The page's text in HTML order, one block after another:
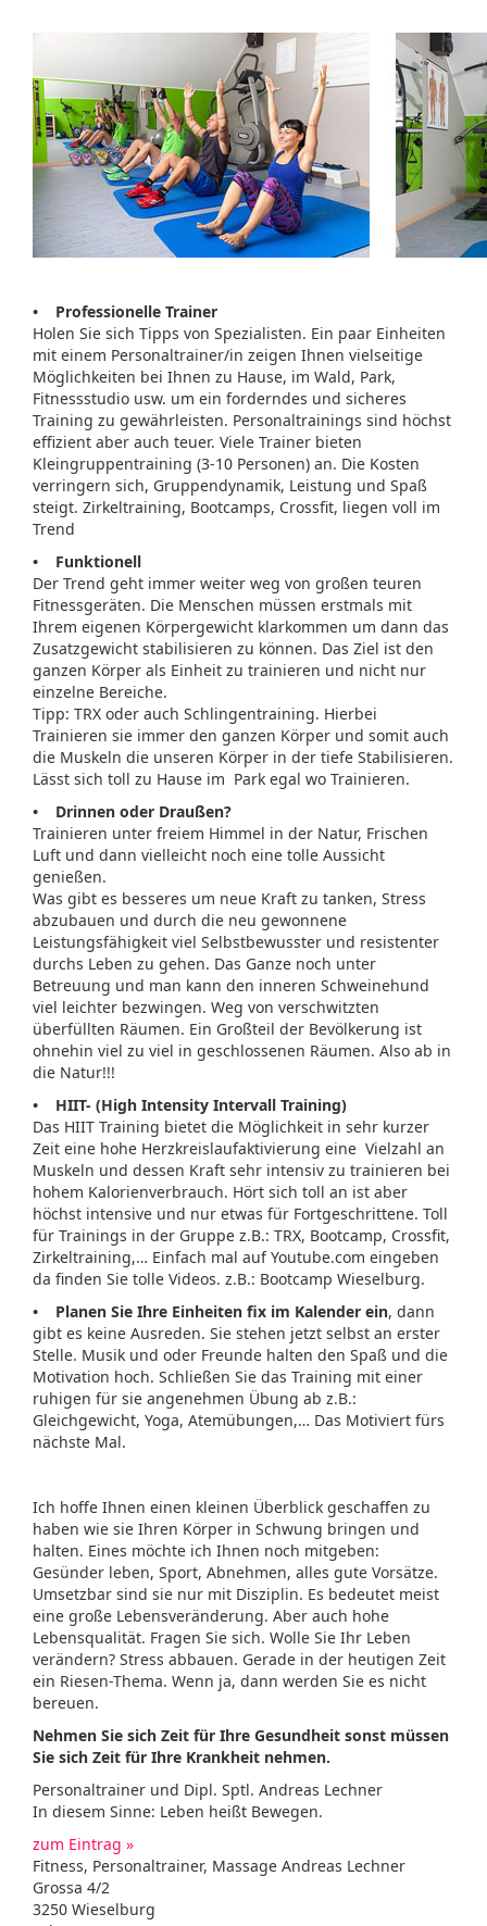
• Professionelle Trainer
Holen Sie sich Tipps von Spezialisten. Ein paar Einheiten
mit einem Personaltrainer/in zeigen Ihnen vielseitige
Möglichkeiten bei Ihnen zu Hause, im Wald, Park,
Fitnessstudio usw. um ein forderndes und sicheres
Training zu gewährleisten. Personaltrainings sind höchst
effizient aber auch teuer. Viele Trainer bieten
Kleingruppentraining (3-10 Personen) an. Die Kosten
verringern sich, Gruppendynamik, Leistung und Spaß
steigt. Zirkeltraining, Bootcamps, Crossfit, liegen voll im
Trend
• Funktionell
Der Trend geht immer weiter weg von großen teuren
Fitnessgeräten. Die Menschen müssen erstmals mit
Ihrem eigenen Körpergewicht klarkommen um dann das
Zusatzgewicht stabilisieren zu können. Das Ziel ist den
ganzen Körper als Einheit zu trainieren und nicht nur
einzelne Bereiche.
Tipp: TRX oder auch Schlingentraining. Hierbei
Trainieren sie immer den ganzen Körper und somit auch
die Muskeln die unseren Körper in der tiefe Stabilisieren.
Lässt sich toll zu Hause im Park egal wo Trainieren.
• Drinnen oder Draußen?
Trainieren unter freiem Himmel in der Natur, Frischen
Luft und dann vielleicht noch eine tolle Aussicht
genießen.
Was gibt es besseres um neue Kraft zu tanken, Stress
abzubauen und durch die neu gewonnene
Leistungsfähigkeit viel Selbstbewusster und resistenter
durchs Leben zu gehen. Das Ganze noch unter
Betreuung und man kann den inneren Schweinehund
viel leichter bezwingen. Weg von verschwitzten
überfüllten Räumen. Ein Großteil der Bevölkerung ist
ohnehin viel zu viel in geschlossenen Räumen. Also ab in
die Natur!!!
• HIIT- (High Intensity Intervall Training)
Das HIIT Training bietet die Möglichkeit in sehr kurzer
Zeit eine hohe Herzkreislaufaktivierung eine Vielzahl an
Muskeln und dessen Kraft sehr intensiv zu trainieren bei
hohem Kalorienverbrauch. Hört sich toll an ist aber
höchst intensive und nur etwas für Fortgeschrittene. Toll
für Trainings in der Gruppe z.B.: TRX, Bootcamp, Crossfit,
Zirkeltraining,… Einfach mal auf Youtube.com eingeben
da finden Sie tolle Videos. z.B.: Bootcamp Wieselburg.
• Planen Sie Ihre Einheiten fix im Kalender ein, dann
gibt es keine Ausreden. Sie stehen jetzt selbst an erster
Stelle. Musik und oder Freunde halten den Spaß und die
Motivation hoch. Schließen Sie das Training mit einer
ruhigen für sie angenehmen Übung ab z.B.:
Gleichgewicht, Yoga, Atemübungen,… Das Motiviert fürs
nächste Mal.
Ich hoffe Ihnen einen kleinen Überblick geschaffen zu
haben wie sie Ihren Körper in Schwung bringen und
halten. Eines möchte ich Ihnen noch mitgeben:
Gesünder leben, Sport, Abnehmen, alles gute Vorsätze.
Umsetzbar sind sie nur mit Disziplin. Es bedeutet meist
eine große Lebensveränderung. Aber auch hohe
Lebensqualität. Fragen Sie sich. Wolle Sie Ihr Leben
verändern? Stress abbauen. Gerade in der heutigen Zeit
ein Riesen-Thema. Wenn ja, dann werden Sie es nicht
bereuen.
Nehmen Sie sich Zeit für Ihre Gesundheit sonst müssen
Sie sich Zeit für Ihre Krankheit nehmen.
Personaltrainer und Dipl. Sptl. Andreas Lechner
In diesem Sinne: Leben heißt Bewegen.
zum Eintrag »
Fitness, Personaltrainer, Massage Andreas Lechner
Grossa 4/2
3250 Wieselburg